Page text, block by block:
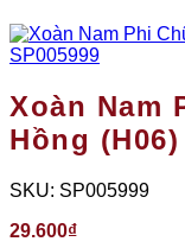
Xoàn Nam
Hồng (H06)
SKU: SP005999
29.600₫